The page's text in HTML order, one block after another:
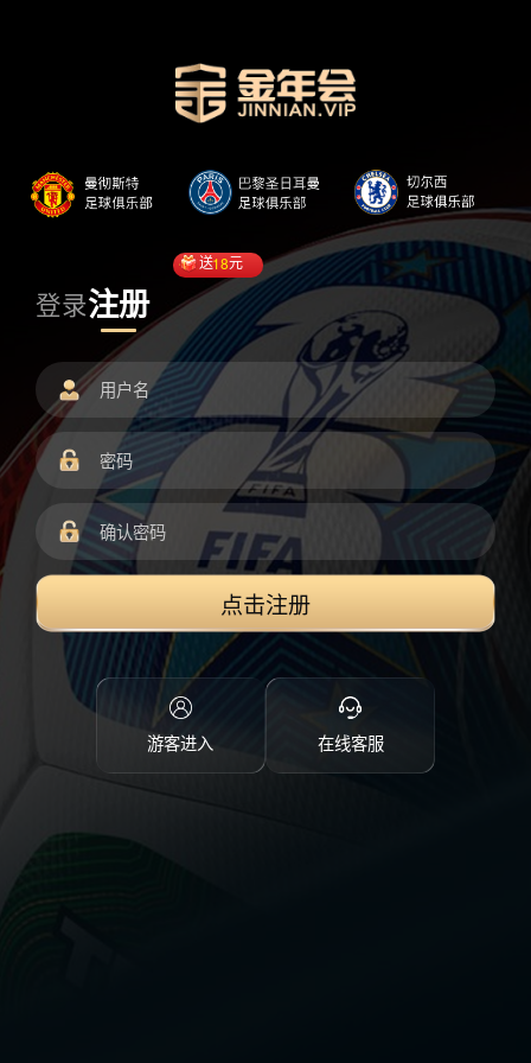
登录注册
送18元
点击注册
游客进入 在线客服